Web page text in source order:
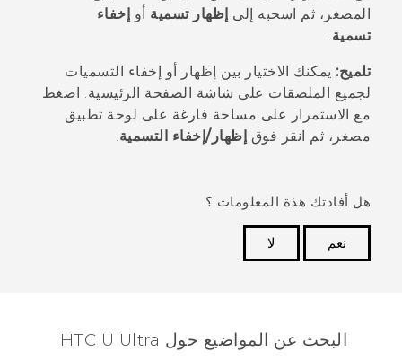
المصغر، ثم اسحبه إلى إظهار تسمية أو إخفاء
تسمية.
تلميح: يمكنك الاختيار بين إظهار أو إخفاء التسميات
لجميع الملصقات على شاشة الصفحة الرئيسية. اضغط
مع الاستمرار على مساحة فارغة على لوحة تطبيق
مصغر، ثم انقر فوق إظهار/إخفاء التسمية.
هل أفادتك هذة المعلومات ؟
نعم
لا
البحث عن المواضيع حول HTC U Ultra